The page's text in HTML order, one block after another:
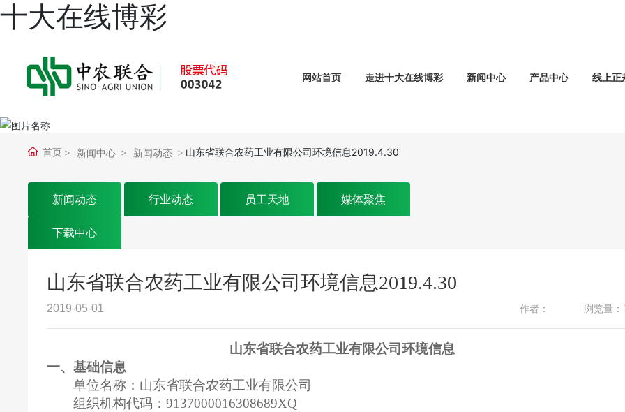
十大在线博彩
网站首页 走进十大在线博彩 新闻中心 产品中心 线上正
首页 新闻中心 新闻动态 山东省联合农药工业有限公司环境信息2019.4.30
新闻动态 行业动态 员工天地 媒体聚焦
下载中心
山东省联合农药工业有限公司环境信息2019.4.30
2019-05-01 作者： 浏览量：
山东省联合农药工业有限公司环境信息
一、基础信息
单位名称：山东省联合农药工业有限公司
组织机构代码：9137000016308689XQ